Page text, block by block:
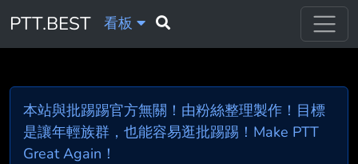
PTT.BEST 看板
本站與批踢踢官方無關！由粉絲整理製作！目標
是讓年輕族群，也能容易逛批踢踢！Make PTT
Great Again！